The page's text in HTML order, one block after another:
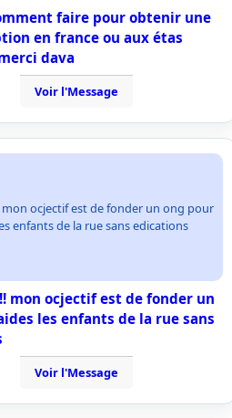
faire pour obtenir une
en france ou aux étas
dava
Voir l'Message
mon ocjectif est de fonder un ong pour
enfants de la rue sans edications
mon ocjectif est de fonder un
les enfants de la rue sans
Voir l'Message